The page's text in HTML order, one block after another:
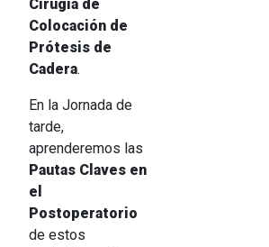
Cirugía de
Colocación de
Prótesis de
Cadera.
En la Jornada de
tarde,
aprenderemos las
Pautas Claves en
el
Postoperatorio
de estos